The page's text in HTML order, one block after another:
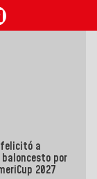
felicitó a
por
2027